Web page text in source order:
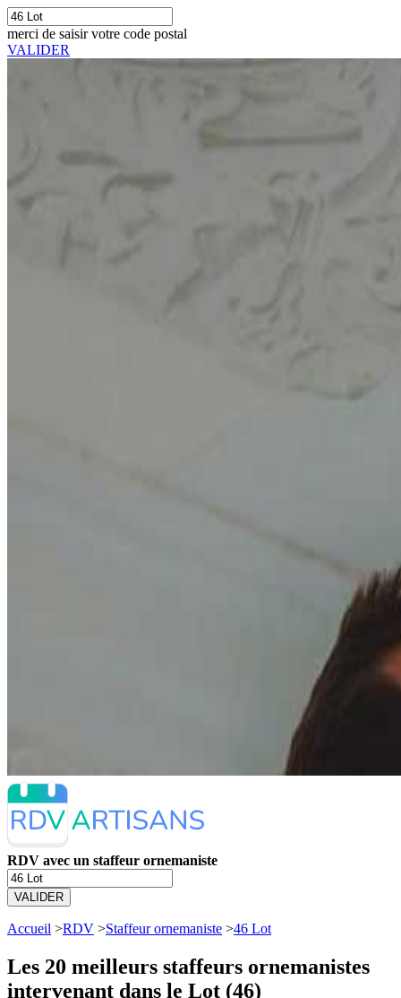
merci de saisir votre code postal
VALIDER
RDV avec un staffeur ornemaniste
VALIDER
Accueil >RDV >Staffeur ornemaniste >46 Lot
Les 20 meilleurs staffeurs ornemanistes
intervenant dans le Lot (46)